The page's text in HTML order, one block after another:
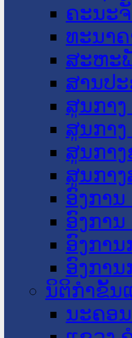
ຄະນະ
ທະນາ
ສະຫະ
ສານປ
ສູນກາ
ສູນກາ
ສູນກາ
ສູນກາ
ອົງກາ
ອົງກາ
ອົງກາ
ອົງກາ
ນິຕິກໍາຂັ້ນ
ນະ​ຄອ